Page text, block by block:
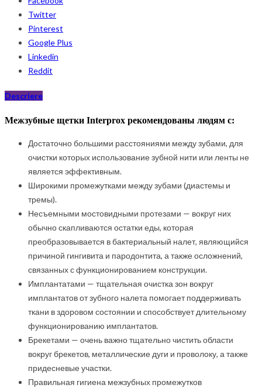
Twitter
Pinterest
Google Plus
Linkedin
Reddit
Descriere
Межзубные щетки Interprox рекомендованы людям с:
Достаточно большими расстояниями между зубами, для
очистки которых использование зубной нити или ленты не
является эффективным.
Широкими промежутками между зубами (диастемы и
тремы).
Несъемными мостовидными протезами — вокруг них
обычно скапливаются остатки еды, которая
преобразовывается в бактериальный налет, являющийся
причиной гингивита и пародонтита, а также осложнений,
связанных с функционированием конструкции.
Имплантатами — тщательная очистка зон вокруг
имплантатов от зубного налета помогает поддерживать
ткани в здоровом состоянии и способствует длительному
функционированию имплантатов.
Брекетами — очень важно тщательно чистить области
вокруг брекетов, металлические дуги и проволоку, а также
придесневые участки.
Правильная гигиена межзубных промежутков